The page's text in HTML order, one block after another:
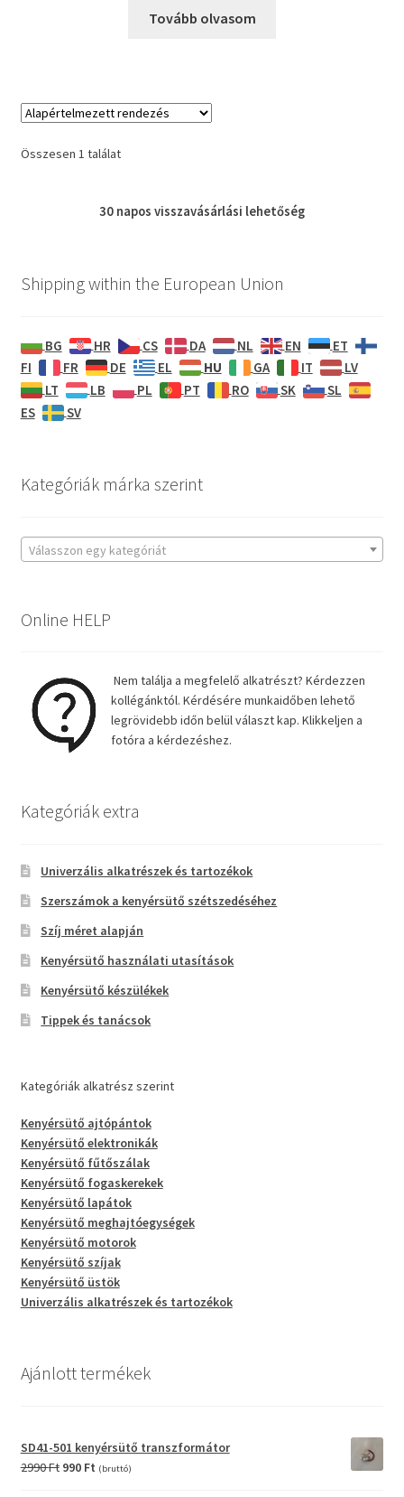
Tippek, tanácsok kenyérsütő szereléshez és
Tovább olvasom
Összesen 1 találat
30 napos visszavásárlási lehetőség
Shipping within the European Union
BG HR CS DA NL EN
ET
FI
FR DE EL HU GA IT
LV
LT
LB PL PT RO SK
SL
ES
SV
Kategóriák márka szerint
Válasszon egy kategóriát
Online HELP
Nem találja a megfelelő alkatrészt? Kérdezzen
kollégánktól. Kérdésére munkaidőben lehető
legrövidebb időn belül választ kap. Klikkeljen a
fotóra a kérdezéshez.
Kategóriák extra
Univerzális alkatrészek és tartozékok
Szerszámok a kenyérsütő szétszedéséhez
Szíj méret alapján
Kenyérsütő használati utasítások
Kenyérsütő készülékek
Tippek és tanácsok
Kategóriák alkatrész szerint
Kenyérsütő ajtópántok
Kenyérsütő elektronikák
Kenyérsütő fűtőszálak
Kenyérsütő fogaskerekek
Kenyérsütő lapátok
Kenyérsütő meghajtóegységek
Kenyérsütő motorok
Kenyérsütő szíjak
Kenyérsütő üstök
Univerzális alkatrészek és tartozékok
Ajánlott termékek
SD41-501 kenyérsütő transzformátor
2990Ft Original
990 FtCurrent
(bruttó)